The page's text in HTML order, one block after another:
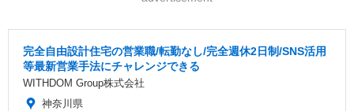
完全自由設計住宅の営業職/転勤なし/完全週休2日制/SNS活用
等最新営業手法にチャレンジできる
WITHDOM Group株式会社
神奈川県